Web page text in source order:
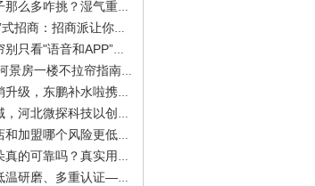
祛湿足贴牌子那么多咋挑？湿气重、舌苔厚的真
告别"广撒网”式招商：招商派让你快速约见关键
全屋智能窗帘别只看"语音和APP”：四大硬指标
西安湖景房/河景房一楼不拉帘指南：隐私隔热膜
全域体育营销升级，东鹏补水啦携手综艺深耕世
深耕光电领域，河北微探科技以创新驱动企业高
自己开水果店和加盟哪个风险更低？新手选品牌
德国玫克微朵真的可靠吗？真实用户反馈全揭秘
有机栽培、低温研磨、多重认证——德国玫克微